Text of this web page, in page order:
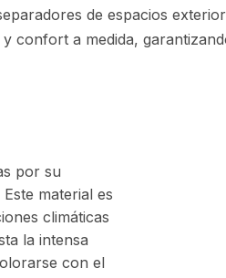
de espacios
y confort a medida,
por su
material es
climáticas
la intensa
con el